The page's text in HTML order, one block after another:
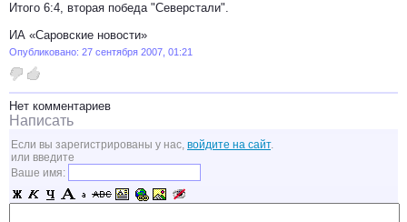
Итого 6:4, вторая победа "Северстали".
ИА «Саровские новости»
Опубликовано: 27 сентября 2007, 01:21
Нет комментариев
Написать
Если вы зарегистрированы у нас, войдите на сайт.
или введите
Ваше имя: